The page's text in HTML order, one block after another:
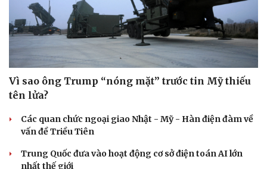
Vì sao ông Trump “nóng mặt” trước tin Mỹ thiếu
tên lửa?
Các quan chức ngoại giao Nhật - Mỹ - Hàn điện đàm về
vấn đề Triều Tiên
Trung Quốc đưa vào hoạt động cơ sở điện toán AI lớn
nhất thế giới